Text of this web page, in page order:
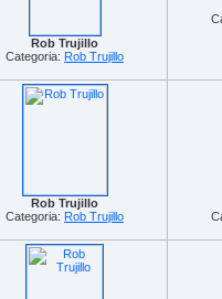
Rob Trujillo
Categoria: Rob Trujillo
Rob Trujillo
Categoria: Rob Trujillo